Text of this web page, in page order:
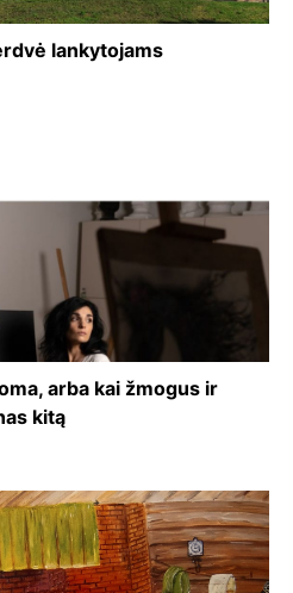
lankytojams
arba kai žmogus ir
kitą